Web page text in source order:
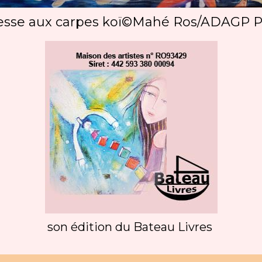
aux carpes koï©Mahé Ros/ADAGP
son édition du Bateau Livres